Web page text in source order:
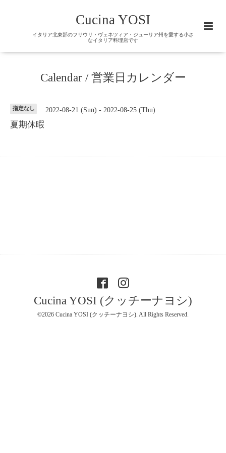
Cucina YOSI
イタリア北東部のフリウリ・ヴェネツィア・ジューリア州を愛する小さ
なイタリア料理店です
Calendar / 営業日カレンダー
指定なし 2022-08-21 (Sun) - 2022-08-25 (Thu)
夏期休暇
Cucina YOSI (クッチーナヨシ)
©2026 Cucina YOSI (クッチーナヨシ). All Rights Reserved.